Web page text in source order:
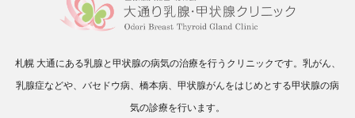
札幌 大通にある乳腺と甲状腺の病気の治療を行うクリニックです。乳がん、
乳腺症などや、バセドウ病、橋本病、甲状腺がんをはじめとする甲状腺の病
気の診療を行います。